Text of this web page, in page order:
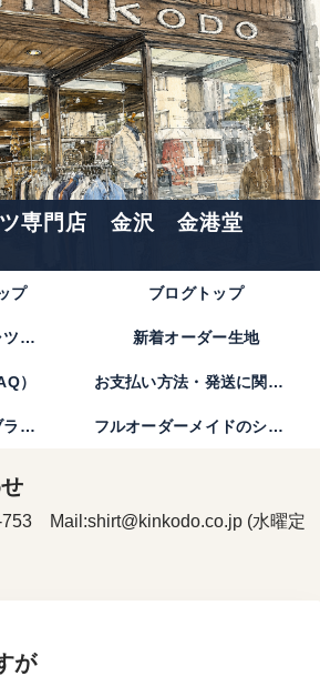
ツ専門店 金沢 金港堂
プ ブログトップ
初めてのオーダーシャツのご注文方法｜金港堂【公式】 新着オーダー生地
） お支払い方法・発送に関して
オーダーシャツ生地ブランド フルオーダーメイドのシャツとは。
(水曜定
が